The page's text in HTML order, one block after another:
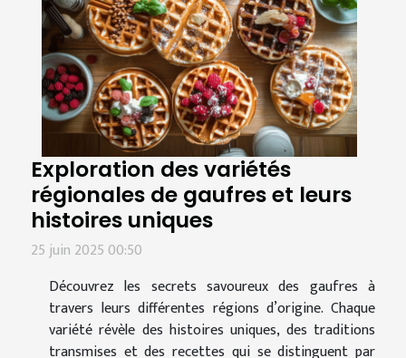
Exploration des variétés
régionales de gaufres et leurs
histoires uniques
25 juin 2025 00:50
Découvrez les secrets savoureux des gaufres à
travers leurs différentes régions d’origine. Chaque
variété révèle des histoires uniques, des traditions
transmises et des recettes qui se distinguent par